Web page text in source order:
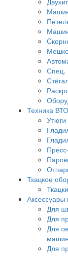
Техника ВТО
Утюги
Ткацкое
Аксессуары
Для
Для
Для
машин
Для